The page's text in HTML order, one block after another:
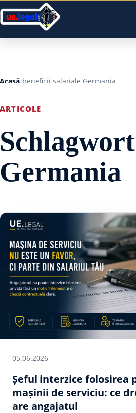
Acasă beneficii salariale Germania
ARTICOLE
Germania
05.06.2026
Șeful interzice folosirea
mașinii de serviciu: ce
are angajatul